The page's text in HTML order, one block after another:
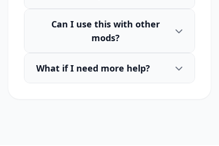
Can I use this with other
mods?
What if I need more help?